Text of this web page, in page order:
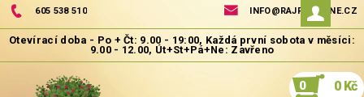
605 538 510 INFO@RAJPROKONE.CZ
0 0 Kč